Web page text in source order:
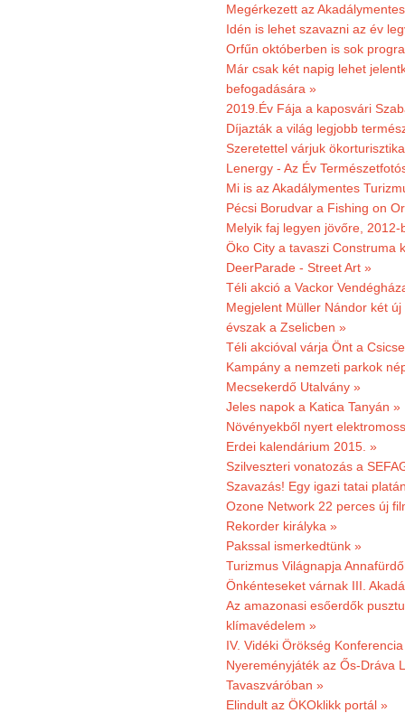
Megérkezett az
Idén is lehet szavazni az év
Orfűn októberben is sok
Már csak két napig lehet
befogadására »
2019.Év Fája a kaposvári
Díjazták a világ legjobb
Szeretettel várjuk
Lenergy - Az Év
Mi is az Akadálymentes
Pécsi Borudvar a Fishing on
Melyik faj legyen jövőre,
Öko City a tavaszi Construma
DeerParade - Street Art »
Téli akció a Vackor
Megjelent Müller Nándor két
évszak a Zselicben »
Téli akcióval várja Önt a
Kampány a nemzeti parkok
Mecsekerdő Utalvány »
Jeles napok a Katica Tanyán »
Növényekből nyert
Erdei kalendárium 2015. »
Szilveszteri vonatozás a
Szavazás! Egy igazi tatai
Ozone Network 22 perces új
Rekorder királyka »
Pakssal ismerkedtünk »
Turizmus Világnapja
Önkénteseket várnak III.
Az amazonasi esőerdők
klímavédelem »
IV. Vidéki Örökség
Nyereményjáték az Ős-Dráva
Tavaszváróban »
Elindult az ÖKOklikk portál »